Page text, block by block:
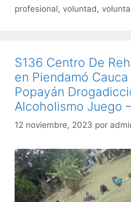
profesional, voluntad ,
S136 Centro De
en Piendamó Cauca
Popayán
Alcoholismo Juego
12 noviembre, 2023 por